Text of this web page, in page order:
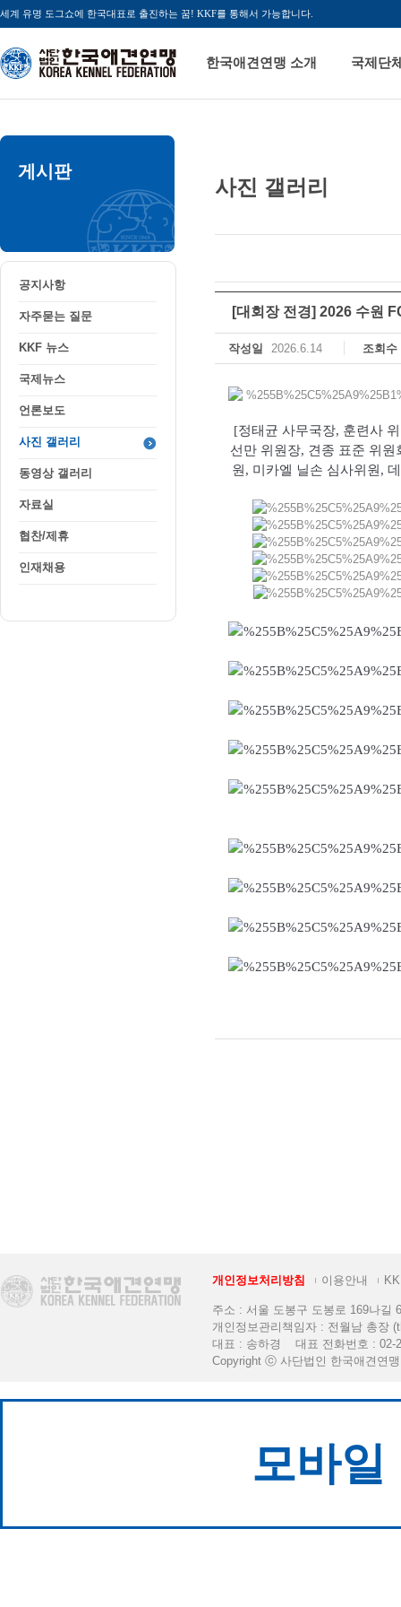
세계 유명 도그쇼에 한국대표로 출진하는 꿈! KKF를 통해서 가능합니다.
한국애견연맹 소개 국제단
게시판
공지사항
자주묻는 질문
KKF 뉴스
국제뉴스
언론보도
사진 갤러리
동영상 갤러리
자료실
협찬/제휴
인재채용
사진 갤러리
개인정보처리방침 이용안내
주소 : 서울 도봉구 도봉로 169나길
개인정보관리책임자 : 전월남 총장
대표 : 송하경 대표 전화번호 :
Copyright ⓒ 사단법인 한국애견연
모바일